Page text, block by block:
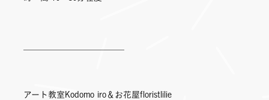
アート教室Kodomo iro＆お花屋floristlilie